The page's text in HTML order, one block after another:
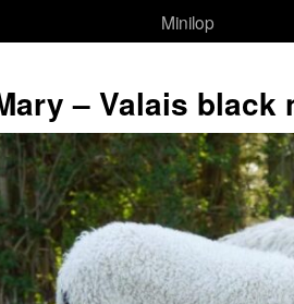
Minilop
– Valais black